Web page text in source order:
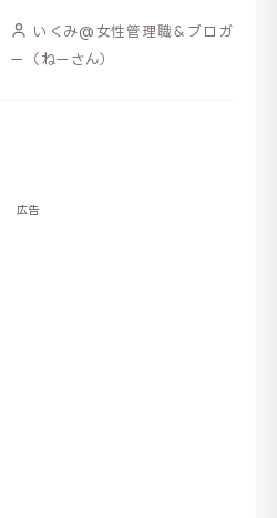
いくみ@女性管理職＆ブロガ
ー（ねーさん）
広告